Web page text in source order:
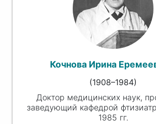
Кочнова Ирина
(1908–1984)
Доктор медицинских наук,
заведующий кафедрой
1985 гг.